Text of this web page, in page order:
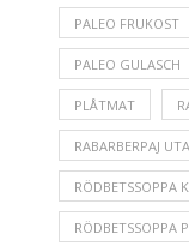
PALEO FRUKOST
PALEO GULASCH
PLÅTMAT
RABARBERPAJ
RÖDBETSSOPPA
RÖDBETSSOPPA